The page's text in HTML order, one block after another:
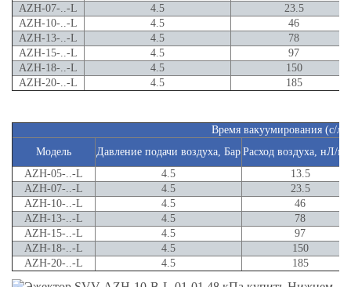
AZH-07-..-L
4.5
23.5
AZH-10-..-L
4.5
46
AZH-13-..-L
4.5
78
AZH-15-..-L
4.5
97
AZH-18-..-L
4.5
150
AZH-20-..-L
4.5 185
Время вакуумирования (с/
Модель
Давление подачи воздуха, Бар Расход воздуха, нЛ/
AZH-05-..-L
4.5
13.5
AZH-07-..-L
4.5
23.5
AZH-10-..-L
4.5
46
AZH-13-..-L
4.5
78
AZH-15-..-L
4.5
97
AZH-18-..-L
4.5
150
AZH-20-..-L
4.5 185